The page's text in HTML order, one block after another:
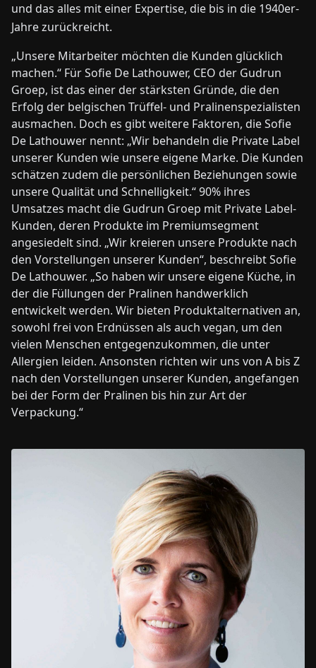
und das alles mit einer Expertise, die bis in die 1940er-
Jahre zurückreicht.
„Unsere Mitarbeiter möchten die Kunden glücklich
machen.“ Für Sofie De Lathouwer, CEO der Gudrun
Groep, ist das einer der stärksten Gründe, die den
Erfolg der belgischen Trüffel- und Pralinenspezialisten
ausmachen. Doch es gibt weitere Faktoren, die Sofie
De Lathouwer nennt: „Wir behandeln die Private Label
unserer Kunden wie unsere eigene Marke. Die Kunden
schätzen zudem die persönlichen Beziehungen sowie
unsere Qualität und Schnelligkeit.“ 90% ihres
Umsatzes macht die Gudrun Groep mit Private Label-
Kunden, deren Produkte im Premiumsegment
angesiedelt sind. „Wir kreieren unsere Produkte nach
den Vorstellungen unserer Kunden“, beschreibt Sofie
De Lathouwer. „So haben wir unsere eigene Küche, in
der die Füllungen der Pralinen handwerklich
entwickelt werden. Wir bieten Produktalternativen an,
sowohl frei von Erdnüssen als auch vegan, um den
vielen Menschen entgegenzukommen, die unter
Allergien leiden. Ansonsten richten wir uns von A bis Z
nach den Vorstellungen unserer Kunden, angefangen
bei der Form der Pralinen bis hin zur Art der
Verpackung.“